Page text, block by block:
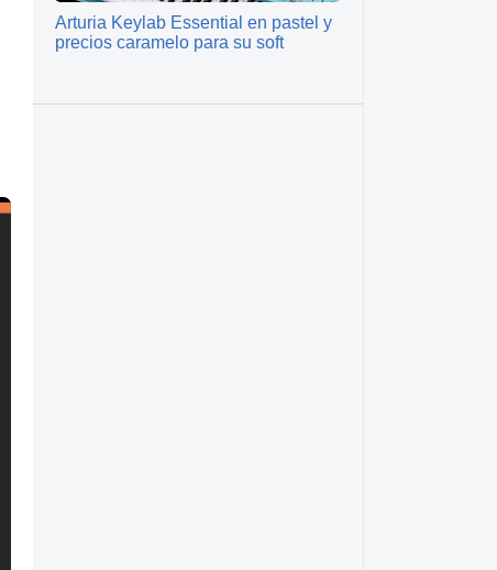
Arturia Keylab Essential en pastel y
precios caramelo para su soft